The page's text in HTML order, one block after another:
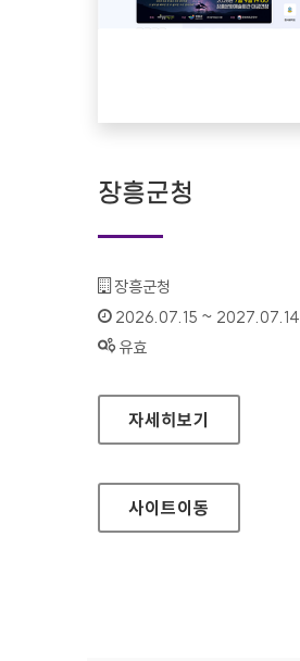
장흥군청
기관명 :
장흥군청
인증기간 :
2026.07.15 ~ 2027.07.14
상태 :
유효
장흥군청
자세히보기
사이트이동